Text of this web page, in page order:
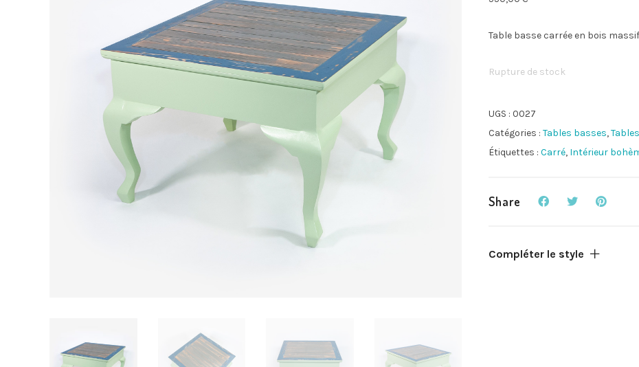
Table basse carrée en bois
Rupture de stock
UGS : 0027
Catégories : Tables basses,
Étiquettes : Carré, Intérieur
Share
Compléter le style